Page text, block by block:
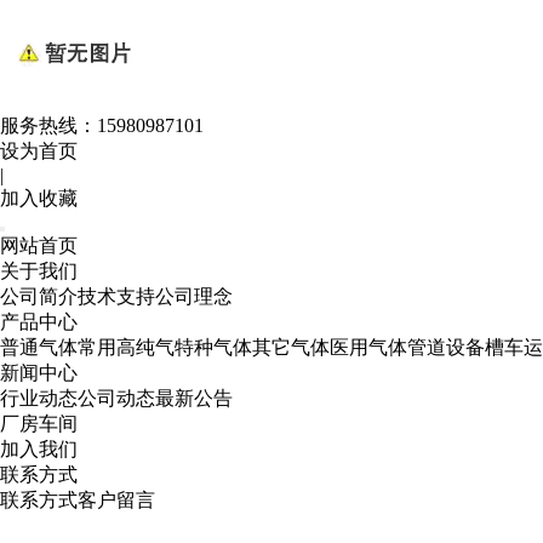
服务热线： 15980987101
设为首页
|
加入收藏
网站首页
关于我们
公司简介技术支持公司理念
产品中心
普通气体常用高纯气特种气体其它气体医用气体管道设备槽车
新闻中心
行业动态公司动态最新公告
厂房车间
加入我们
联系方式
联系方式客户留言